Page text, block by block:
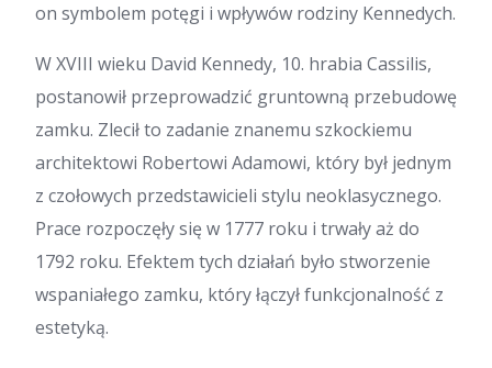
on symbolem potęgi i wpływów rodziny Kennedych.
W XVIII wieku David Kennedy, 10. hrabia Cassilis,
postanowił przeprowadzić gruntowną przebudowę
zamku. Zlecił to zadanie znanemu szkockiemu
architektowi Robertowi Adamowi, który był jednym
z czołowych przedstawicieli stylu neoklasycznego.
Prace rozpoczęły się w 1777 roku i trwały aż do
1792 roku. Efektem tych działań było stworzenie
wspaniałego zamku, który łączył funkcjonalność z
estetyką.